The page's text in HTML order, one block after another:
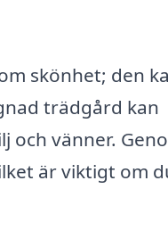
skönhet; den
trädgård kan
och vänner.
är viktigt om